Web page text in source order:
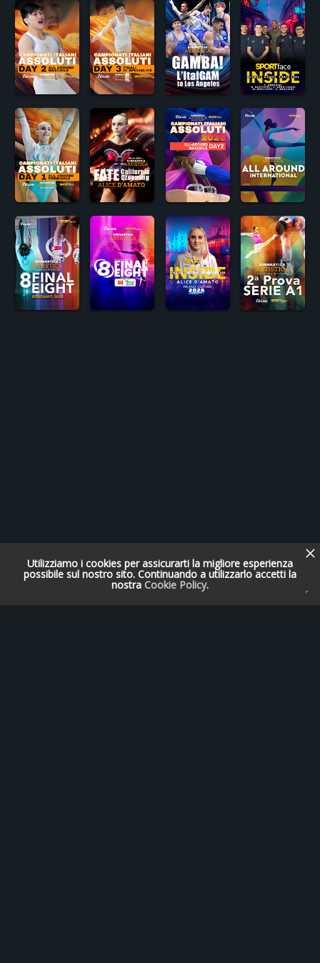
Utilizziamo i cookies per assicurarti la migliore esperienza
possibile sul nostro sito. Continuando a utilizzarlo accetti la
nostra Cookie Policy.